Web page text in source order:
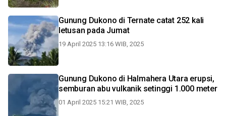
Gunung Dukono di Ternate catat 252 kali
letusan pada Jumat
19 April 2025 13:16 WIB, 2025
Gunung Dukono di Halmahera Utara erupsi,
semburan abu vulkanik setinggi 1.000 meter
01 April 2025 15:21 WIB, 2025